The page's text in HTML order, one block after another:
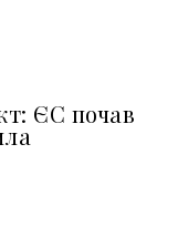
ЄС почав